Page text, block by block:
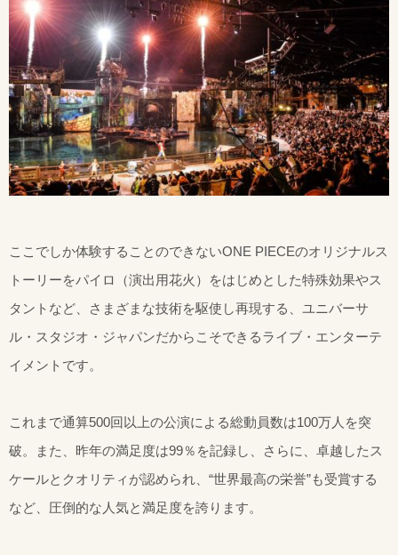
ここでしか体験することのできないONE PIECEのオリジナルス
トーリーをパイロ（演出用花火）をはじめとした特殊効果やス
タントなど、さまざまな技術を駆使し再現する、ユニバーサ
ル・スタジオ・ジャパンだからこそできるライブ・エンターテ
イメントです。
これまで通算500回以上の公演による総動員数は100万人を突
破。また、昨年の満足度は99％を記録し、さらに、卓越したス
ケールとクオリティが認められ、“世界最高の栄誉”も受賞する
など、圧倒的な人気と満足度を誇ります。